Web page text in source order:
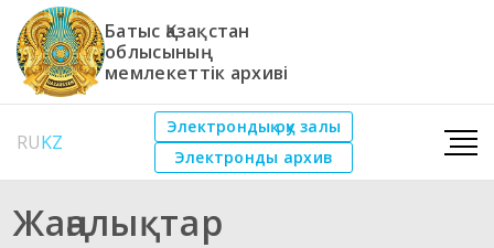
Батыс Қазақстан
облысының
мемлекеттік архиві
RUKZ
Электрондық оқу залы
Электронды архив
Жаңалықтар